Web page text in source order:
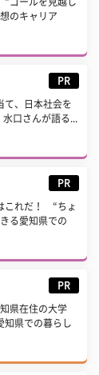
のキャリア
PR
て、日本社会を
口さんが語る...
PR
これだ！ “ちょ
る愛知県での
PR
県在住の大学
知県での暮らし